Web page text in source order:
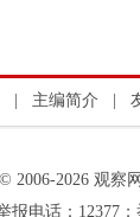
主编简介
2006-2026 观察
报电话：12377